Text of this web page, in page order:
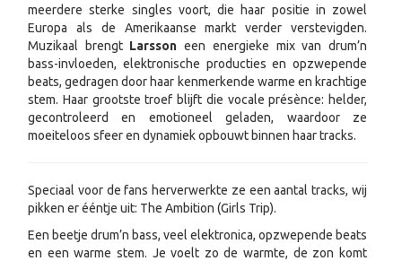
meerdere sterke singles voort, die haar positie in zowel
Europa als de Amerikaanse markt verder verstevigden.
Muzikaal brengt Larsson een energieke mix van drum’n
bass-invloeden, elektronische producties en opzwepende
beats, gedragen door haar kenmerkende warme en krachtige
stem. Haar grootste troef blijft die vocale présènce: helder,
gecontroleerd en emotioneel geladen, waardoor ze
moeiteloos sfeer en dynamiek opbouwt binnen haar tracks.
Speciaal voor de fans herverwerkte ze een aantal tracks, wij
pikken er ééntje uit: The Ambition (Girls Trip).
Een beetje drum’n bass, veel elektronica, opzwepende beats
en een warme stem. Je voelt zo de warmte, de zon komt